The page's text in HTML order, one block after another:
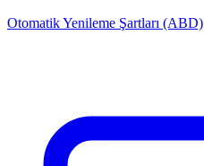
Otomatik Yenileme Şartları (ABD)